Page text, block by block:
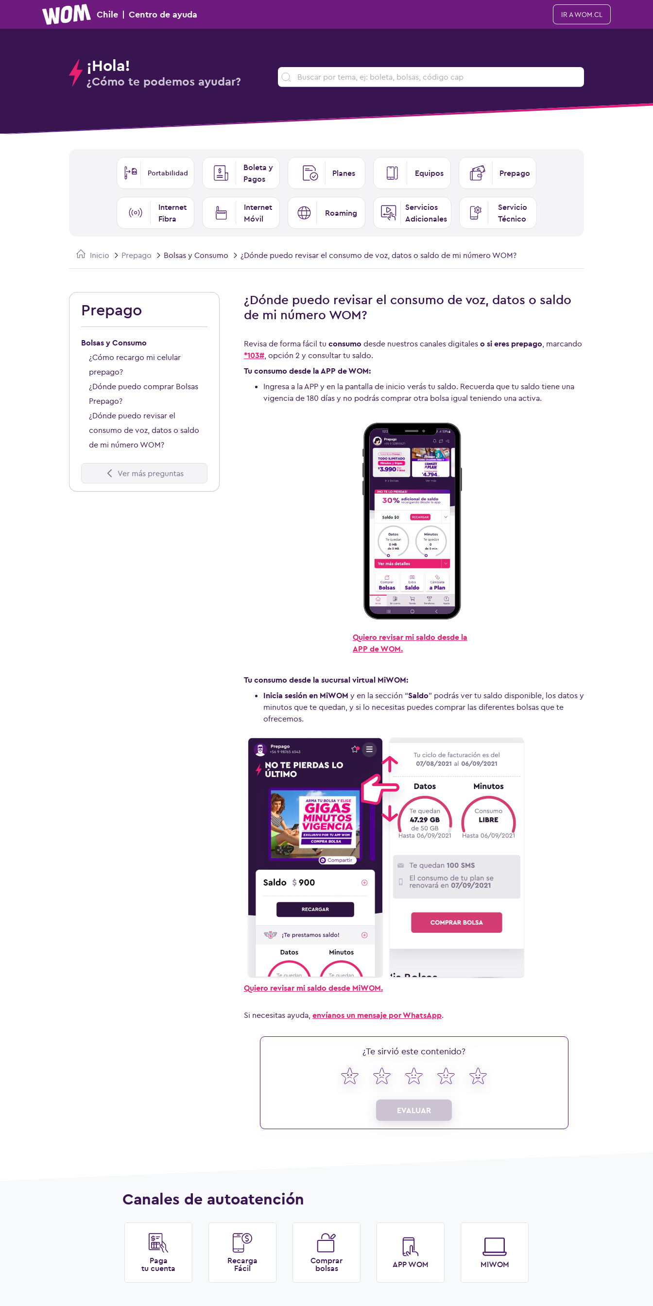
Chile | Centro de ayuda IR A WOM.CL
¡Hola!
¿Cómo te podemos ayudar?
Portabilidad
Boleta y
Pagos
Planes Equipos Prepago
Internet
Fibra
Internet
Móvil
Roaming
Servicios
Adicionales
Servicio
Técnico
Inicio Prepago Bolsas y Consumo ¿Dónde puedo revisar el consumo de voz, datos o saldo de mi número WOM?
¿Dónde puedo revisar el consumo de voz, datos o saldo
de mi número WOM?
Revisa de forma fácil tu consumo desde nuestros canales digitales o si eres prepago, marcando
*103#, opción 2 y consultar tu saldo.
Tu consumo desde la APP de WOM:
Ingresa a la APP y en la pantalla de inicio verás tu saldo. Recuerda que tu saldo tiene una
vigencia de 180 días y no podrás comprar otra bolsa igual teniendo una activa.
Quiero revisar mi saldo desde la
APP de WOM.
Tu consumo desde la sucursal virtual MiWOM:
Inicia sesión en MiWOM y en la sección “Saldo” podrás ver tu saldo disponible, los datos y
minutos que te quedan, y si lo necesitas puedes comprar las diferentes bolsas que te
ofrecemos.
Quiero revisar mi saldo desde MiWOM.
Si necesitas ayuda, envíanos un mensaje por WhatsApp.
¿Te sirvió este contenido?
EVALUAR
Prepago
Bolsas y Consumo
¿Cómo recargo mi celular
prepago?
¿Dónde puedo comprar Bolsas
Prepago?
¿Dónde puedo revisar el
consumo de voz, datos o saldo
de mi número WOM?
Ver más preguntas
Canales de autoatención
Paga
tu cuenta
Recarga
Fácil
Comprar
bolsas
APP WOM MIWOM